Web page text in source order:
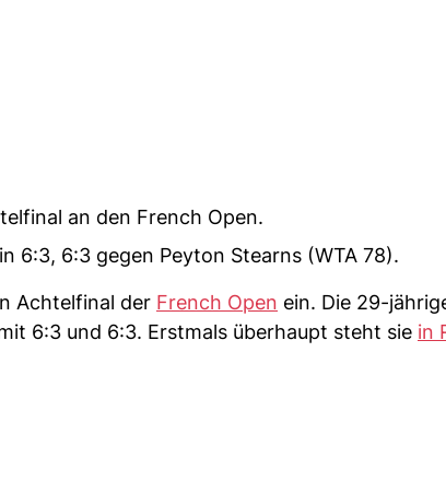
an den French Open.
6:3, 6:3 gegen Peyton Stearns (WTA 78).
Achtelfinal der French Open ein. Die 29-
6:3 und 6:3. Erstmals überhaupt steht sie in